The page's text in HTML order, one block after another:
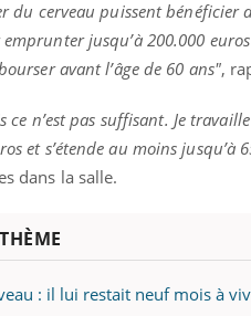
du cerveau puissent
jusqu’à 200.000
avant l’âge de 60 ans",
ce n’est pas suffisant. Je
et s’étende au moins jusqu’à
dans la salle.
: il lui restait neuf mois à